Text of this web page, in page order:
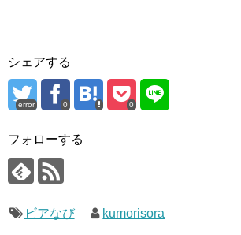
シェアする
error 0 0
フォローする
ビアなび kumorisora